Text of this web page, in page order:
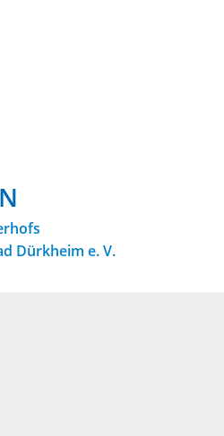
Dürkheim e. V.